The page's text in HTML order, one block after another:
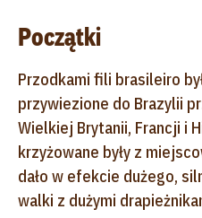
Początki
Przodkami fili brasileiro
przywiezione do Brazylii
Wielkiej Brytanii, Francji i
krzyżowane były z
dało w efekcie dużego,
walki z dużymi